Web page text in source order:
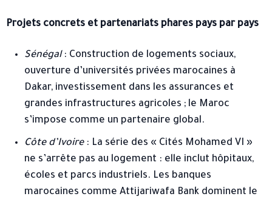
Projets concrets et partenariats phares pays par pays
Sénégal: Construction de logements sociaux,
ouverture d’universités privées marocaines à
Dakar, investissement dans les assurances et
grandes infrastructures agricoles ; le Maroc
s’impose comme un partenaire global.
Côte d’Ivoire: La série des « Cités Mohamed VI »
ne s’arrête pas au logement : elle inclut hôpitaux,
écoles et parcs industriels. Les banques
marocaines comme Attijariwafa Bank dominent le